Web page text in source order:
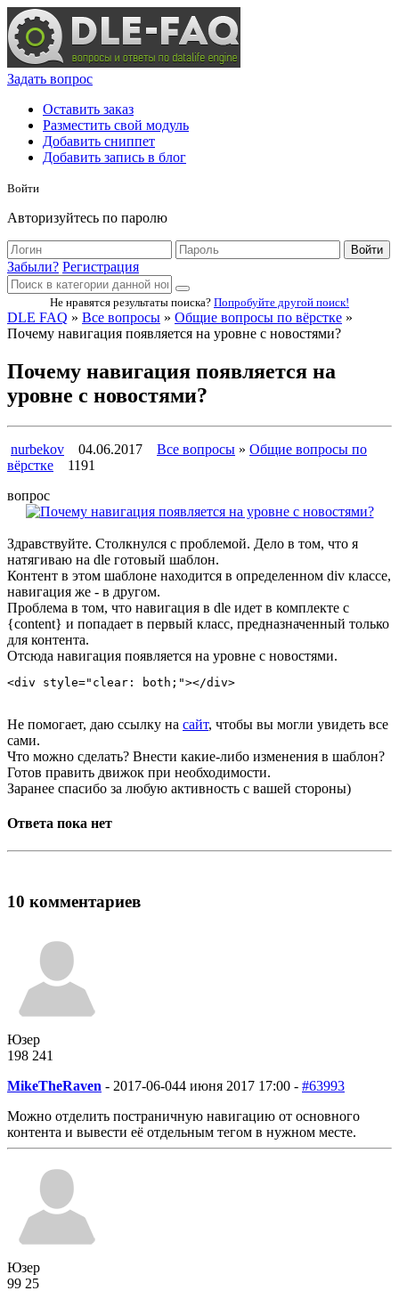
Задать вопрос
Оставить заказ
Разместить свой модуль
Добавить сниппет
Добавить запись в блог
Войти
Авторизуйтесь по паролю
Войти
Забыли? Регистрация
Не нравятся результаты поиска? Попробуйте другой поиск!
DLE FAQ » Все вопросы » Общие вопросы по вёрстке »
Почему навигация появляется на уровне с новостями?
Почему навигация появляется на
уровне с новостями?
nurbekov 04.06.2017 Все вопросы » Общие вопросы по
вёрстке
1191
вопрос
Здравствуйте. Столкнулся с проблемой. Дело в том, что я
натягиваю на dle готовый шаблон.
Контент в этом шаблоне находится в определенном div классе,
навигация же - в другом.
Проблема в том, что навигация в dle идет в комплекте с
{content} и попадает в первый класс, предназначенный только
для контента.
Отсюда навигация появляется на уровне с новостями.
Не помогает, даю ссылку на сайт, чтобы вы могли увидеть все
сами.
Что можно сделать? Внести какие-либо изменения в шаблон?
Готов править движок при необходимости.
Заранее спасибо за любую активность с вашей стороны)
Ответа пока нет
10 комментариев
Юзер
198 241
MikeTheRaven - 2017-06-044 июня 2017 17:00 - #63993
Можно отделить постраничную навигацию от основного
контента и вывести её отдельным тегом в нужном месте.
Юзер
99 25